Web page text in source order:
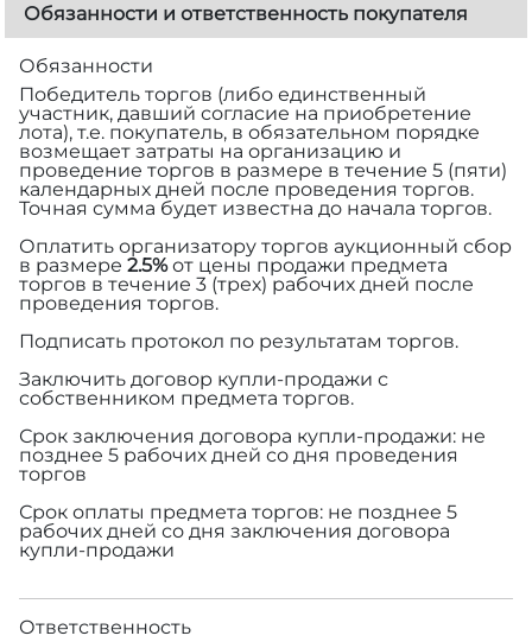
Обязанности и ответственность покупателя
Обязанности
Победитель торгов (либо единственный
участник, давший согласие на приобретение
лота), т.е. покупатель, в обязательном порядке
возмещает затраты на организацию и
проведение торгов в размере в течение 5 (пяти)
календарных дней после проведения торгов.
Точная сумма будет известна до начала торгов.
Оплатить организатору торгов аукционный сбор
в размере 2.5%от цены продажи предмета
торгов в течение 3 (трех) рабочих дней после
проведения торгов.
Подписать протокол по результатам торгов.
Заключить договор купли-продажи с
собственником предмета торгов.
Срок заключения договора купли-продажи: не
позднее 5 рабочих дней со дня проведения
торгов
Срок оплаты предмета торгов: не позднее 5
рабочих дней со дня заключения договора
купли-продажи
Ответственность